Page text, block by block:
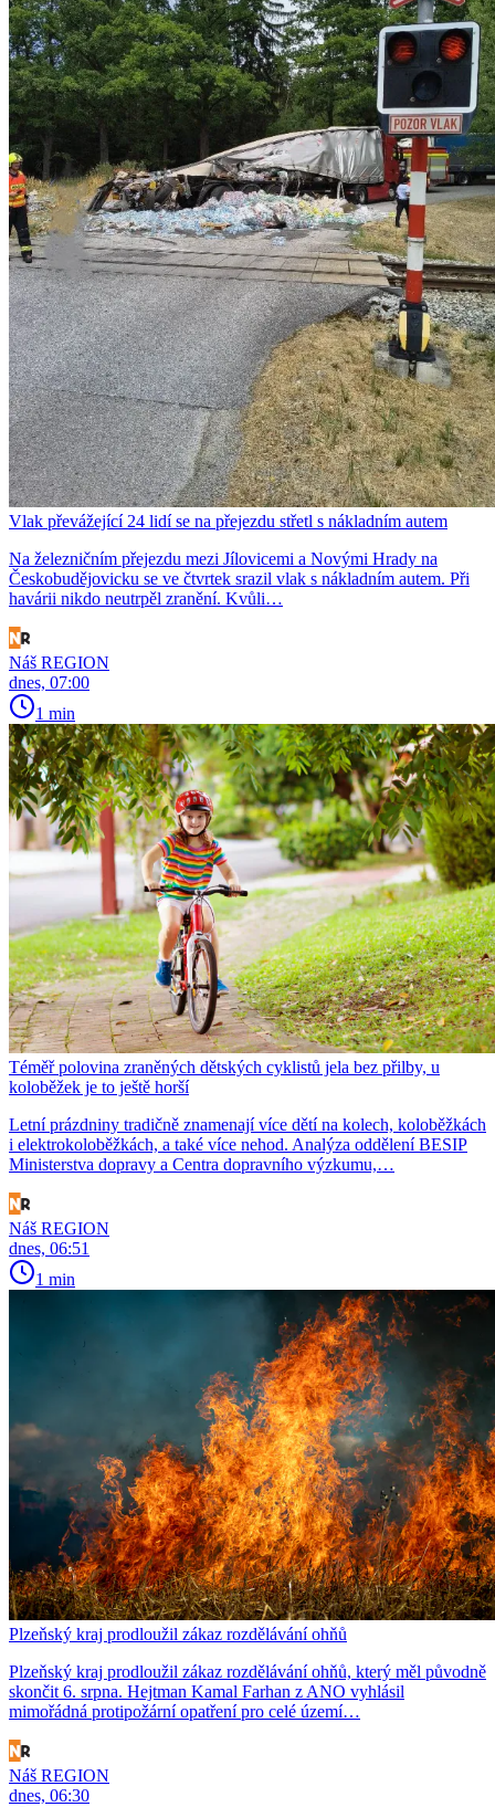
Vlak převážející 24 lidí se na přejezdu střetl s nákladním autem
Na železničním přejezdu mezi Jílovicemi a Novými Hrady na
Českobudějovicku se ve čtvrtek srazil vlak s nákladním autem. Při
havárii nikdo neutrpěl zranění. Kvůli…
Náš REGION
dnes, 07:00
1 min
Téměř polovina zraněných dětských cyklistů jela bez přilby, u
koloběžek je to ještě horší
Letní prázdniny tradičně znamenají více dětí na kolech, koloběžkách
i elektrokoloběžkách, a také více nehod. Analýza oddělení BESIP
Ministerstva dopravy a Centra dopravního výzkumu,…
Náš REGION
dnes, 06:51
1 min
Plzeňský kraj prodloužil zákaz rozdělávání ohňů
Plzeňský kraj prodloužil zákaz rozdělávání ohňů, který měl původně
skončit 6. srpna. Hejtman Kamal Farhan z ANO vyhlásil
mimořádná protipožární opatření pro celé území…
Náš REGION
dnes, 06:30